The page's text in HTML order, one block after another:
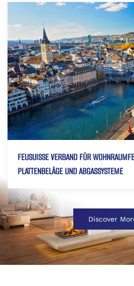
FEUSUISSE VERBAND FÜR
PLATTENBELÄGE UND ABGASSYSTEME
Discover